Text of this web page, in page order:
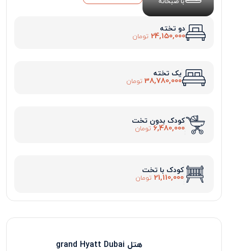
دو تخته
24,150,000 تومان
یک تخته
38,780,000 تومان
کودک بدون تخت
6,480,000 تومان
کودک با تخت
21,110,000 تومان
هتل grand Hyatt Dubai